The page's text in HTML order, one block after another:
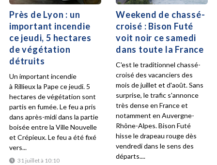
Près de Lyon : un
important incendie
ce jeudi, 5 hectares
de végétation
détruits
31 juillet à 10:10
Un important incendie
à Rillieux la Pape ce jeudi. 5
hectares de végétation sont
partis en fumée. Le feu a pris
dans après-midi dans la partie
boisée entre la Ville Nouvelle
et Crépieux. Le feu a été fixé
vers...
Weekend de chassé-
croisé : Bison Futé
voit noir ce samedi
dans toute la France
C'est le traditionnel chassé-
croisé des vacanciers des
mois de juillet et d'août. Sans
surprise, le trafic s'annonce
très dense en France et
notamment en Auvergne-
Rhône-Alpes. Bison Futé
hisse le drapeau rouge dès
vendredi dans le sens des
départs....